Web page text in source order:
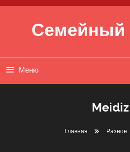
Перейти к содержимому
Семейный
Меню
Meidiz
Главная Разное